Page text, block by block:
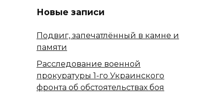
Новые записи
Подвиг, запечатлённый в камне и
памяти
Расследование военной
прокуратуры 1-го Украинского
фронта об обстоятельствах боя